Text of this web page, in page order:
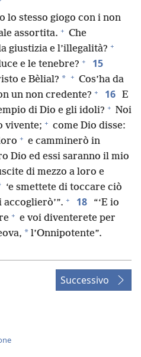
lo stesso giogo con i non
assortita. + Che
giustizia e l’illegalità? +
e le tenebre? + 15
e Bèlial? * + Cos’ha da
un non credente? + 16 E
di Dio e gli idoli? + Noi
vivente; + come Dio disse:
+ e camminerò in
Dio ed essi saranno il mio
di mezzo a loro e
‘e smettete di toccare ciò
accoglierò’”. + 18
“‘E io
+ e voi diventerete per
* l’Onnipotente”.
Successivo